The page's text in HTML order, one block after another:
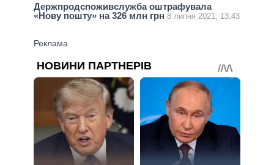
Держпродспоживслужба оштрафувала
«Нову пошту» на 326 млн грн 8 липня 2021, 13:43